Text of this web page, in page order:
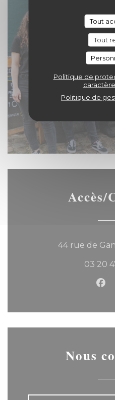
Tout
Tout
Politique de
Politique de
Accès/
44 rue de
03 20
Nous